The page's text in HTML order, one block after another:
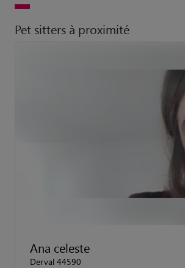
Pet sitters à proximité
Ana celeste
Derval 44590